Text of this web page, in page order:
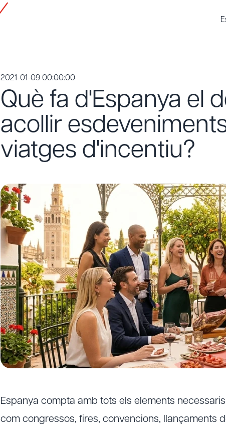
2021-01-09 00:00:00
Què fa d'Espanya el
acollir
viatges d'incentiu?
Espanya compta amb tots els elements
com congressos, fires, convencions, llançaments